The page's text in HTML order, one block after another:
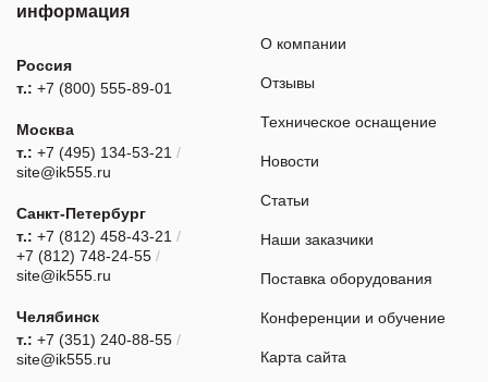
информация
Россия
т.: +7 (800) 555-89-01
Москва
т.: +7 (495) 134-53-21 /
site@ik555.ru
Санкт-Петербург
т.: +7 (812) 458-43-21 /
+7 (812) 748-24-55 /
site@ik555.ru
Челябинск
т.: +7 (351) 240-88-55 /
site@ik555.ru
О компании
Отзывы
Техническое оснащение
Новости
Статьи
Наши заказчики
Поставка оборудования
Конференции и обучение
Карта сайта